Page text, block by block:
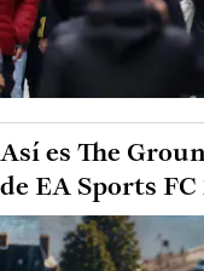
Así es The
de EA Sports FC